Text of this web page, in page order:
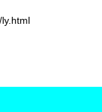
ly.html